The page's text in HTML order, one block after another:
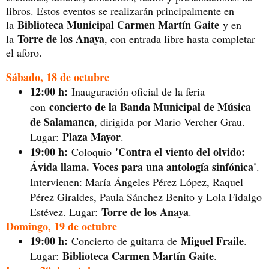
libros. Estos eventos se realizarán principalmente en
la Biblioteca Municipal Carmen Martín Gaite y en
la Torre de los Anaya, con entrada libre hasta completar
el aforo.
Sábado, 18 de octubre
12:00 h: Inauguración oficial de la feria
con concierto de la Banda Municipal de Música
de Salamanca, dirigida por Mario Vercher Grau.
Lugar: Plaza Mayor.
19:00 h: Coloquio 'Contra el viento del olvido:
Ávida llama. Voces para una antología sinfónica'.
Intervienen: María Ángeles Pérez López, Raquel
Pérez Giraldes, Paula Sánchez Benito y Lola Fidalgo
Estévez. Lugar: Torre de los Anaya.
Domingo, 19 de octubre
19:00 h: Concierto de guitarra de Miguel Fraile.
Lugar: Biblioteca Carmen Martín Gaite.